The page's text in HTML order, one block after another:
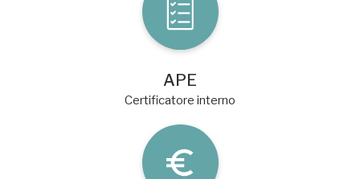
APE
Certificatore interno